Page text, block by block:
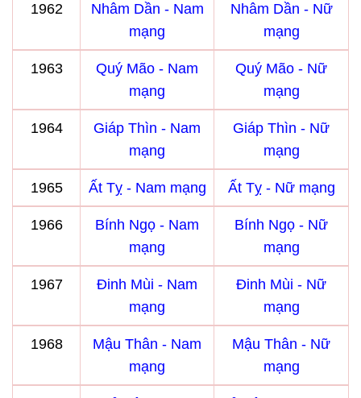
1962
Nhâm Dần - Nam
mạng
Nhâm Dần - Nữ
mạng
1963
Quý Mão - Nam
mạng
Quý Mão - Nữ
mạng
1964
Giáp Thìn - Nam
mạng
Giáp Thìn - Nữ
mạng
1965 Ất Tỵ - Nam mạng Ất Tỵ - Nữ mạng
1966
Bính Ngọ - Nam
mạng
Bính Ngọ - Nữ
mạng
1967
Đinh Mùi - Nam
mạng
Đinh Mùi - Nữ
mạng
1968
Mậu Thân - Nam
mạng
Mậu Thân - Nữ
mạng